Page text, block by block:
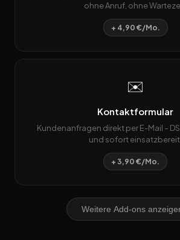
ohne Anruf, ohne
+ 4,90 €/Mo.
✉️
Kontaktformular
Kundenanfragen direkt per E-Mail –
und sofort einsatzbereit.
+ 3,90 €/Mo.
Weitere Add-ons